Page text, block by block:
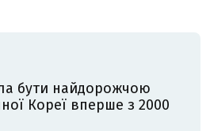
бути найдорожчою
Кореї вперше з 2000